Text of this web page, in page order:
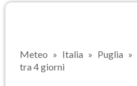
Meteo Italia Puglia
tra 4 giorni